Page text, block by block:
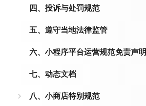
四、投诉与处罚规范
五、遵守当地法律监管
六、小程序平台运营规范免责声明
七、动态文档
八、小商店特别规范